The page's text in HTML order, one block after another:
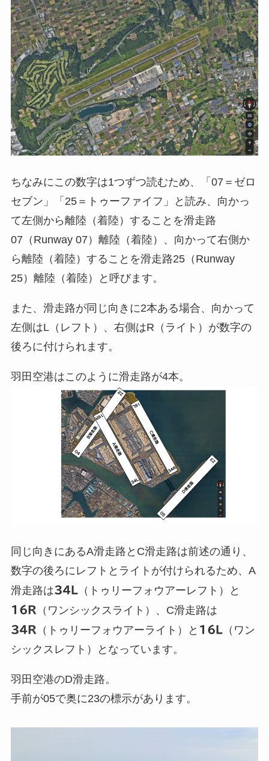
ちなみにこの数字は1つずつ読むため、「07＝ゼロ
セブン」「25＝トゥーファイフ」と読み、向かっ
て左側から離陸（着陸）することを滑走路
07（Runway 07）離陸（着陸）、向かって右側か
ら離陸（着陸）することを滑走路25（Runway
25）離陸（着陸）と呼びます。
また、滑走路が同じ向きに2本ある場合、向かって
左側はL（レフト）、右側はR（ライト）が数字の
後ろに付けられます。
羽田空港はこのように滑走路が4本。
同じ向きにあるA滑走路とC滑走路は前述の通り、
数字の後ろにレフトとライトが付けられるため、A
滑走路は34L （トゥリーフォウアーレフト）と
16R （ワンシックスライト）、C滑走路は
34R （トゥリーフォウアーライト）と 16L （ワン
シックスレフト）となっています。
羽田空港のD滑走路。
手前が05で奥に23の標示があります。